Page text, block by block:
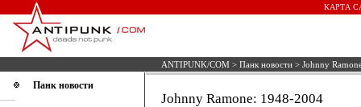
КАРТА
ANTIPUNK/COM > Панк новости > Johnny
Панк новости
Johnny Ramone: 1948-2004